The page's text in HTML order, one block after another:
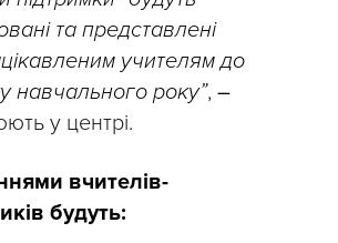
та представлені
учителям до
навчального року”, –
у центрі.
вчителів-
будуть: